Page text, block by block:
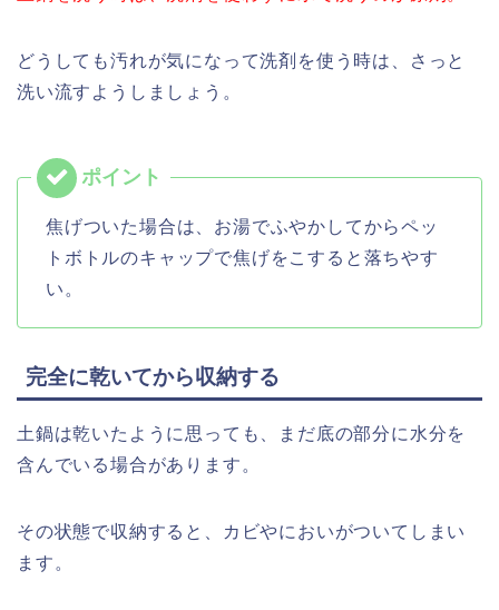
どうしても汚れが気になって洗剤を使う時は、さっと
洗い流すようしましょう。
焦げついた場合は、お湯でふやかしてからペッ
トボトルのキャップで焦げをこすると落ちやす
い。
完全に乾いてから収納する
土鍋は乾いたように思っても、まだ底の部分に水分を
含んでいる場合があります。
その状態で収納すると、カビやにおいがついてしまい
ます。